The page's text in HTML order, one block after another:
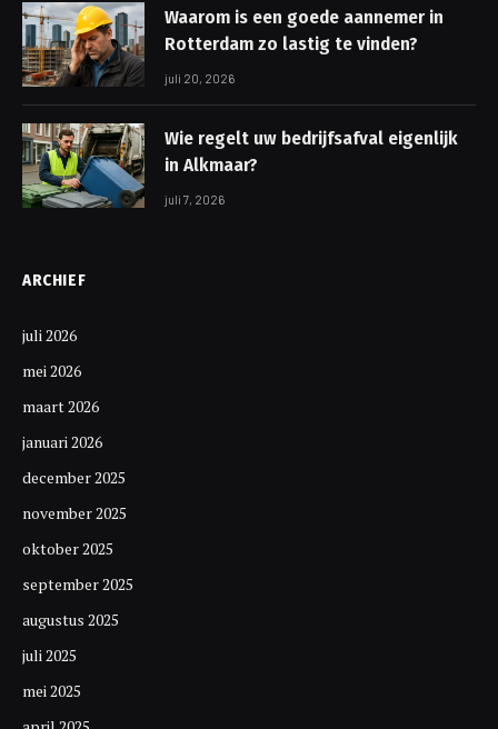
Waarom is een goede aannemer in
Rotterdam zo lastig te vinden?
juli 20, 2026
Wie regelt uw bedrijfsafval eigenlijk
in Alkmaar?
juli 7, 2026
ARCHIEF
juli 2026
mei 2026
maart 2026
januari 2026
december 2025
november 2025
oktober 2025
september 2025
augustus 2025
juli 2025
mei 2025